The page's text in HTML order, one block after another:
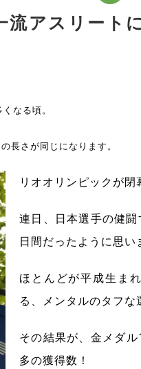
アスリート
なる頃。
長さが同じになります。
リオオリンピックが閉
連日、日本選手の健
日間だったように思い
ほとんどが平成生ま
る、メンタルのタフな
その結果が、金メダ
多の獲得数！